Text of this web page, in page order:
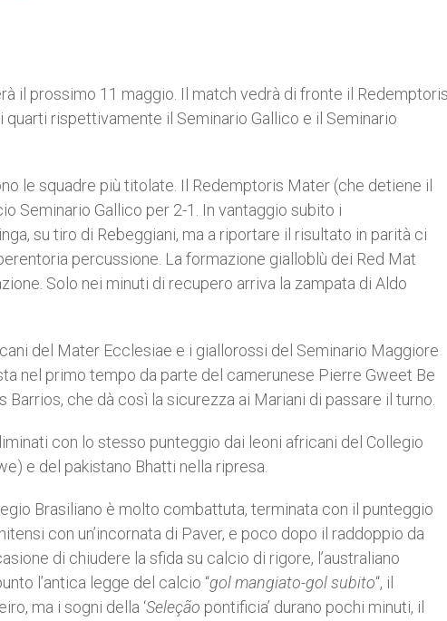
il prossimo 11 maggio. Il match vedrà di fronte il Redemptoris
rispettivamente il Seminario Gallico e il Seminario
le squadre più titolate. Il Redemptoris Mater (che detiene il
Seminario Gallico per 2-1. In vantaggio subito i
su tiro di Rebeggiani, ma a riportare il risultato in parità ci
percussione. La formazione gialloblù dei Red Mat
Solo nei minuti di recupero arriva la zampata di Aldo
del Mater Ecclesiae e i giallorossi del Seminario Maggiore
nel primo tempo da parte del camerunese Pierre Gweet Be
che dà così la sicurezza ai Mariani di passare il turno.
con lo stesso punteggio dai leoni africani del Collegio
e del pakistano Bhatti nella ripresa.
Brasiliano è molto combattuta, terminata con il punteggio
con un’incornata di Paver, e poco dopo il raddoppio da
di chiudere la sfida su calcio di rigore, l’australiano
l’antica legge del calcio “gol mangiato-gol subito“, il
ma i sogni della ‘Seleção pontificia’ durano pochi minuti, il